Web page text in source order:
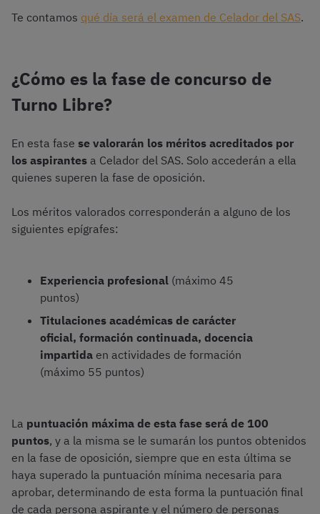
Te contamos qué día será el examen de Celador del SAS.
¿Cómo es la fase de concurso de
Turno Libre?
En esta fase se valorarán los méritos acreditados por
los aspirantes a Celador del SAS. Solo accederán a ella
quienes superen la fase de oposición.
Los méritos valorados corresponderán a alguno de los
siguientes epígrafes:
Experiencia profesional (máximo 45
puntos)
Titulaciones académicas de carácter
oficial, formación continuada, docencia
impartida en actividades de formación
(máximo 55 puntos)
La puntuación máxima de esta fase será de 100
puntos, y a la misma se le sumarán los puntos obtenidos
en la fase de oposición, siempre que en esta última se
haya superado la puntuación mínima necesaria para
aprobar, determinando de esta forma la puntuación final
de cada persona aspirante y el número de personas